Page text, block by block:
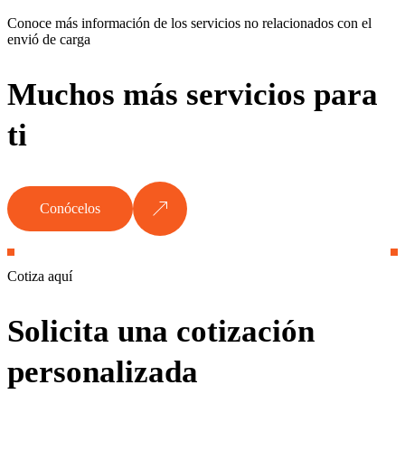
Conoce más información de los servicios no relacionados con el
envió de carga
Muchos más servicios para
ti
Conócelos
Cotiza aquí
Solicita una cotización
personalizada